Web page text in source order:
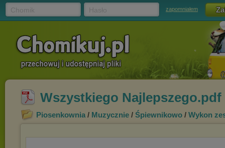
zapomniałem
Wszystkiego Najlepszego.pdf
Piosenkownia / Muzycznie / Śpiewnikowo / Wykon